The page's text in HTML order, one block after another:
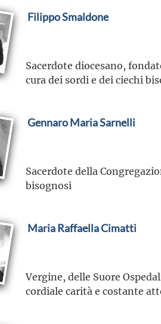
Filippo Smaldone
Sacerdote diocesano,
cura dei sordi e dei ciechi
Gennaro Maria Sarnelli
Sacerdote della
bisognosi
Maria Raffaella Cimatti
Vergine, delle Suore
cordiale carità e costante